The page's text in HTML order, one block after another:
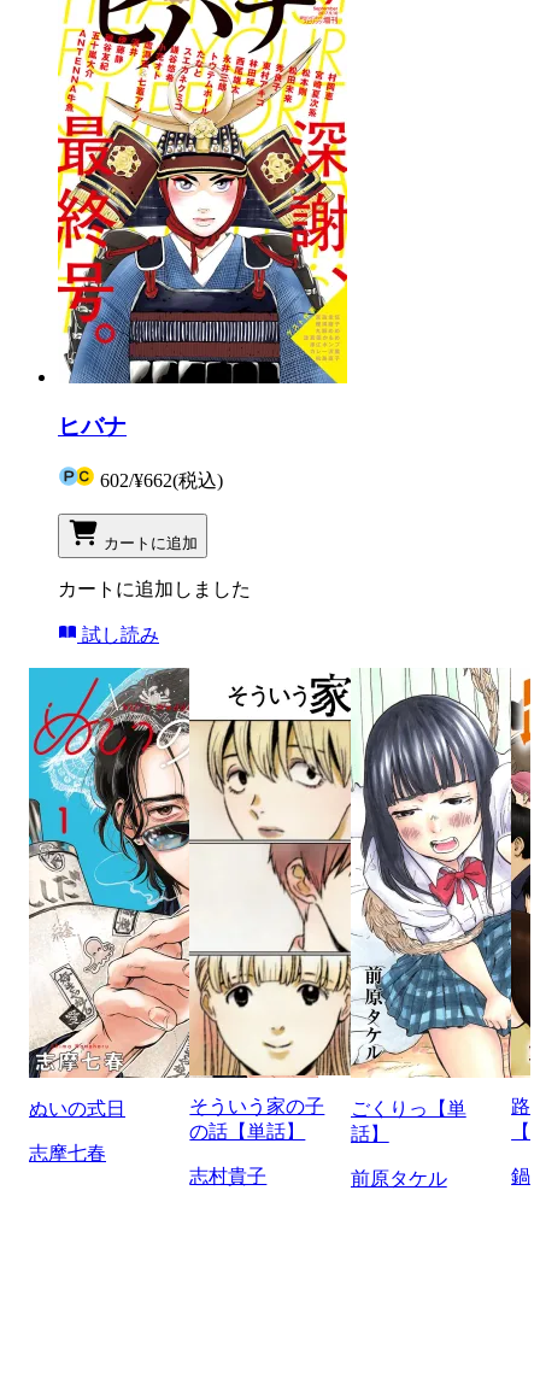
ヒバナ
602/¥662(税込)
カートに追加
カートに追加しました
試し読み
ぬいの式日
志摩七春
そういう家の子
の話【単話】
志村貴子
ごくりっ【単
話】
前原タケル
路
鍋